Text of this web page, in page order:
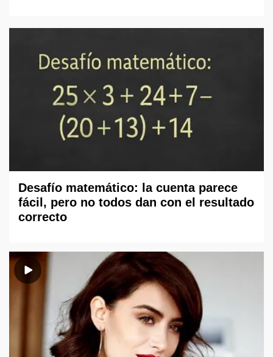
Desafío matemático: la cuenta parece
fácil, pero no todos dan con el resultado
correcto